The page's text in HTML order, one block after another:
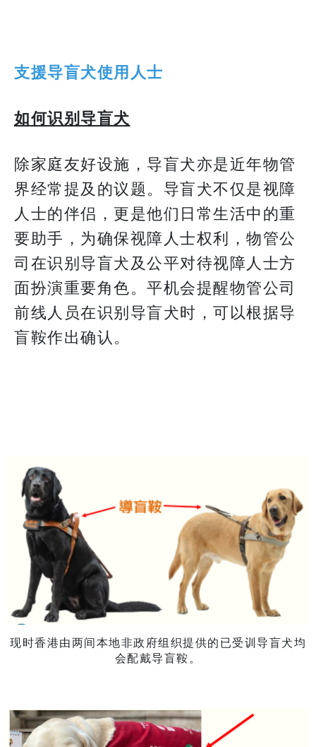
支援导盲犬使用人士
如何识别导盲犬
除家庭友好设施，导盲犬亦是近年物管
界经常提及的议题。导盲犬不仅是视障
人士的伴侣，更是他们日常生活中的重
要助手，为确保视障人士权利，物管公
司在识别导盲犬及公平对待视障人士方
面扮演重要角色。平机会提醒物管公司
前线人员在识别导盲犬时，可以根据导
盲鞍作出确认。
现时香港由两间本地非政府组织提供的已受训导盲犬均
会配戴导盲鞍。